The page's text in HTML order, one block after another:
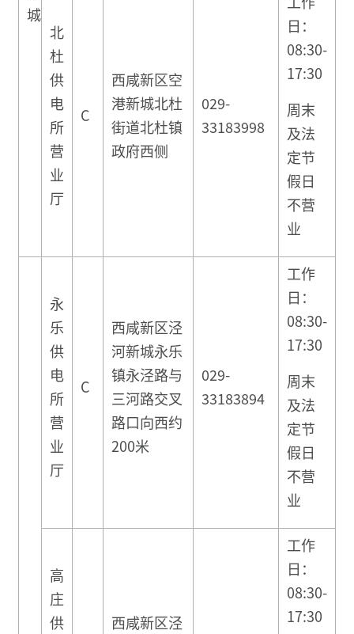
城
北
杜
供
电
所
营
业
厅
C
西咸新区空
港新城北杜
街道北杜镇
政府西侧
029-
33183998
日：
08:30-
17:30
周末
及法
定节
假日
不营
业
永
乐
供
电
所
营
业
厅
C
西咸新区泾
河新城永乐
镇永泾路与
三河路交叉
路口向西约
200米
029-
33183894
工作
日：
08:30-
17:30
周末
及法
定节
假日
不营
业
高
庄
供
西咸新区泾
工作
日：
08:30-
17:30